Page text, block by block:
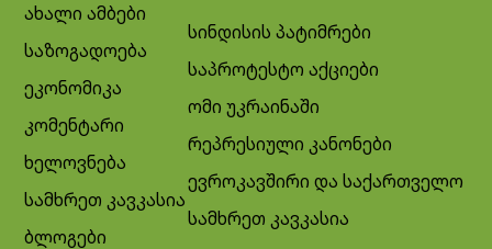
ახალი ამბები
საზოგადოება
ეკონომიკა
კომენტარი
ხელოვნება
სამხრეთ კავკასია
ბლოგები
სინდისის პატიმრები
საპროტესტო აქციები
ომი უკრაინაში
რეპრესიული კანონები
ევროკავშირი და საქართველო
სამხრეთ კავკასია